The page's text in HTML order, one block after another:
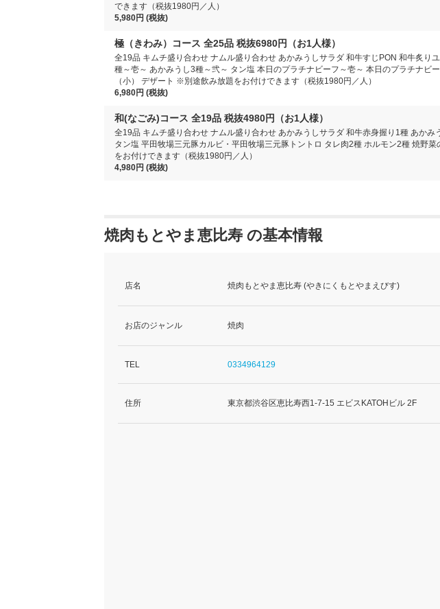
できます（税抜1980円／人）
5,980円 (税抜)
極（きわみ）コース 全25品 税抜6980円（お1人様）
全19品 キムチ盛り合わせ ナムル盛り合わせ あかみうしサラダ 和牛すじPON 和牛炙り
種～壱～ あかみうし3種～弐～ タン塩 本日のプラチナビーフ～壱～ 本日のプラチナビ
（小） デザート ※別途飲み放題をお付けできます（税抜1980円／人）
6,980円 (税抜)
和(なごみ)コース 全19品 税抜4980円（お1人様）
全19品 キムチ盛り合わせ ナムル盛り合わせ あかみうしサラダ 和牛赤身握り1種 あかみ
タン塩 平田牧場三元豚カルビ・平田牧場三元豚トントロ タレ肉2種 ホルモン2種 焼野
をお付けできます（税抜1980円／人）
4,980円 (税抜)
焼肉もとやま恵比寿 の基本情報
店名 焼肉もとやま恵比寿 (やきにくもとやまえびす)
お店のジャンル 焼肉
TEL 0334964129
住所 東京都渋谷区恵比寿西1-7-15 エビスKATOHビル 2F